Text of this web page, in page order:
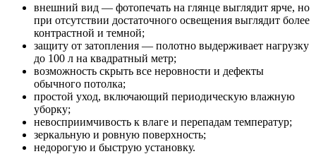
внешний вид — фотопечать на глянце выглядит ярче, но
при отсутствии достаточного освещения выглядит более
контрастной и темной;
защиту от затопления — полотно выдерживает нагрузку
до 100 л на квадратный метр;
возможность скрыть все неровности и дефекты
обычного потолка;
простой уход, включающий периодическую влажную
уборку;
невосприимчивость к влаге и перепадам температур;
зеркальную и ровную поверхность;
недорогую и быструю установку.